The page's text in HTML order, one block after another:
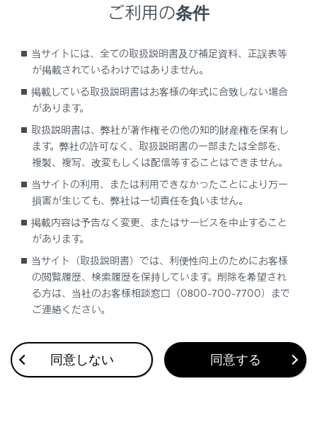
インテリアランプを操作するには
パーソナルランプを操作するには
合わせて見られているページ
その他の室内装備
調光パノラマルーフ
フロントオートエアコン
このページは役に立ちましたか？
ご利用の条件
当サイトには、全ての取扱説明書及び補足資料、正誤表等
が掲載されているわけではありません。
掲載している取扱説明書はお客様の年式に合致しない場合
があります。
取扱説明書は、弊社が著作権その他の知的財産権を保有し
ます。弊社の許可なく、取扱説明書の一部または全部を、
複製、複写、改変もしくは配信等することはできません。
当サイトの利用、または利用できなかったことにより万一
損害が生じても、弊社は一切責任を負いません。
掲載内容は予告なく変更、またはサービスを中止すること
があります。
当サイト（取扱説明書）では、利便性向上のためにお客様
の閲覧履歴、検索履歴を保持しています。削除を希望され
る方は、当社のお客様相談窓口（0800-700-7700）まで
ご連絡ください。
同意しない 同意する